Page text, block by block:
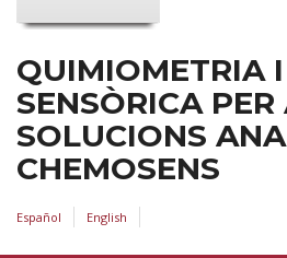
QUIMIOMETRIA I
SENSÒRICA PER
SOLUCIONS
CHEMOSENS
Español English